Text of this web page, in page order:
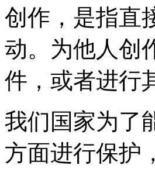
创作，是指直
动。为他人创
件，或者进行
我们国家为了
方面进行保护